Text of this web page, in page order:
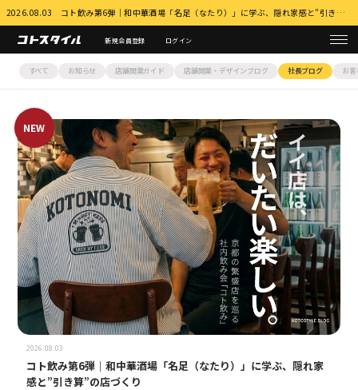
2026.08.03 コト飲み第6弾｜和中華酒場「名足（なたり）」に学ぶ、隠れ家感と”引き算”の店づくり 詳細はこちら
新規会員登録 ログイン
すべて お知らせ 店舗開業ガイド 店舗開業・デザインブログ 社長ブログ お
2026.08.03
コト飲み第6弾｜和中華酒場「名足（なたり）」に学ぶ、隠れ家
感と”引き算”の店づくり